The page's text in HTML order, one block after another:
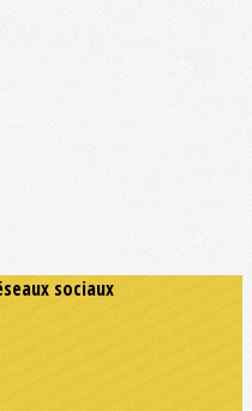
sociaux